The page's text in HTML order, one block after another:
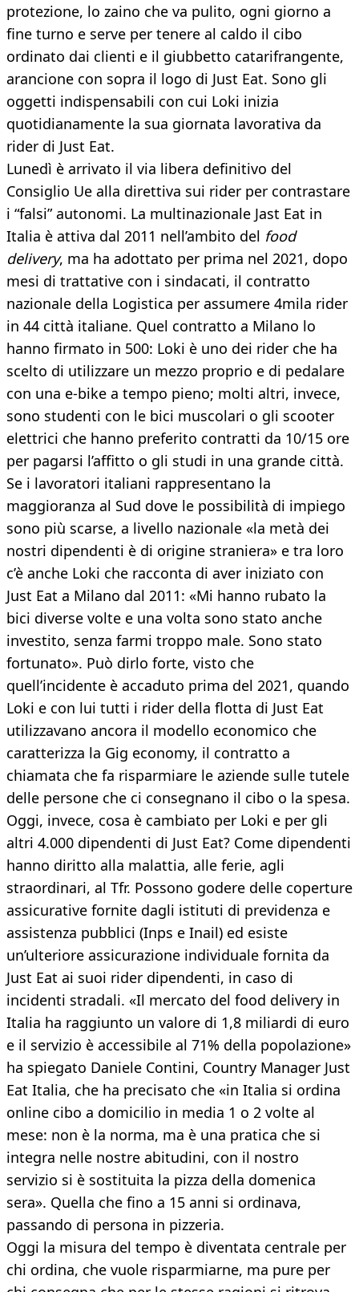
protezione, lo zaino che va pulito, ogni giorno a
fine turno e serve per tenere al caldo il cibo
ordinato dai clienti e il giubbetto catarifrangente,
arancione con sopra il logo di Just Eat. Sono gli
oggetti indispensabili con cui Loki inizia
quotidianamente la sua giornata lavorativa da
rider di Just Eat.
Lunedì è arrivato il via libera definitivo del
Consiglio Ue alla direttiva sui rider per contrastare
i “falsi” autonomi. La multinazionale Jast Eat in
Italia è attiva dal 2011 nell’ambito del food
delivery, ma ha adottato per prima nel 2021, dopo
mesi di trattative con i sindacati, il contratto
nazionale della Logistica per assumere 4mila rider
in 44 città italiane. Quel contratto a Milano lo
hanno firmato in 500: Loki è uno dei rider che ha
scelto di utilizzare un mezzo proprio e di pedalare
con una e-bike a tempo pieno; molti altri, invece,
sono studenti con le bici muscolari o gli scooter
elettrici che hanno preferito contratti da 10/15 ore
per pagarsi l’affitto o gli studi in una grande città.
Se i lavoratori italiani rappresentano la
maggioranza al Sud dove le possibilità di impiego
sono più scarse, a livello nazionale «la metà dei
nostri dipendenti è di origine straniera» e tra loro
c’è anche Loki che racconta di aver iniziato con
Just Eat a Milano dal 2011: «Mi hanno rubato la
bici diverse volte e una volta sono stato anche
investito, senza farmi troppo male. Sono stato
fortunato». Può dirlo forte, visto che
quell’incidente è accaduto prima del 2021, quando
Loki e con lui tutti i rider della flotta di Just Eat
utilizzavano ancora il modello economico che
caratterizza la Gig economy, il contratto a
chiamata che fa risparmiare le aziende sulle tutele
delle persone che ci consegnano il cibo o la spesa.
Oggi, invece, cosa è cambiato per Loki e per gli
altri 4.000 dipendenti di Just Eat? Come dipendenti
hanno diritto alla malattia, alle ferie, agli
straordinari, al Tfr. Possono godere delle coperture
assicurative fornite dagli istituti di previdenza e
assistenza pubblici (Inps e Inail) ed esiste
un’ulteriore assicurazione individuale fornita da
Just Eat ai suoi rider dipendenti, in caso di
incidenti stradali. «Il mercato del food delivery in
Italia ha raggiunto un valore di 1,8 miliardi di euro
e il servizio è accessibile al 71% della popolazione»
ha spiegato Daniele Contini, Country Manager Just
Eat Italia, che ha precisato che «in Italia si ordina
online cibo a domicilio in media 1 o 2 volte al
mese: non è la norma, ma è una pratica che si
integra nelle nostre abitudini, con il nostro
servizio si è sostituita la pizza della domenica
sera». Quella che fino a 15 anni si ordinava,
passando di persona in pizzeria.
Oggi la misura del tempo è diventata centrale per
chi ordina, che vuole risparmiarne, ma pure per